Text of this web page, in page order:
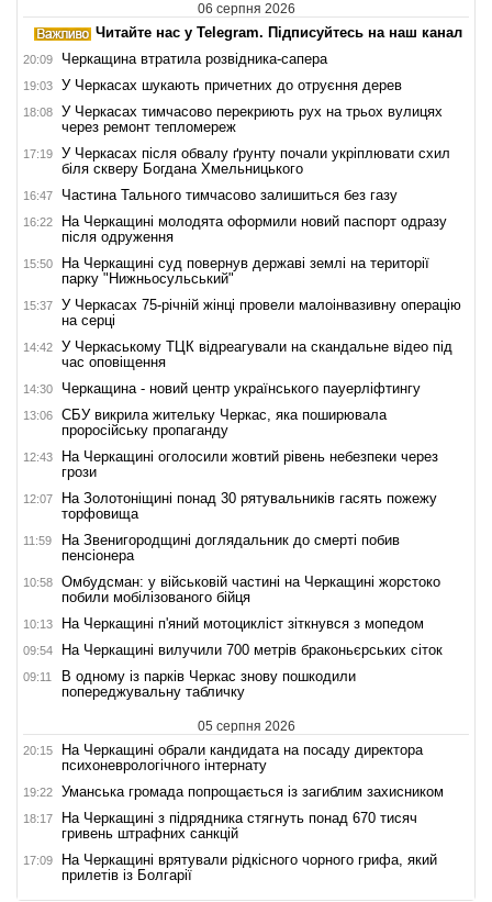
06 серпня 2026
Читайте нас у Telegram. Підписуйтесь на наш канал
20:09 Черкащина втратила розвідника-сапера
19:03 У Черкасах шукають причетних до отруєння дерев
18:08
У Черкасах тимчасово перекриють рух на трьох вулицях
через ремонт тепломереж
17:19
У Черкасах після обвалу ґрунту почали укріплювати схил
біля скверу Богдана Хмельницького
16:47 Частина Тального тимчасово залишиться без газу
16:22
На Черкащині молодята оформили новий паспорт одразу
після одруження
15:50
На Черкащині суд повернув державі землі на території
парку "Нижньосульський"
15:37
У Черкасах 75-річній жінці провели малоінвазивну операцію
на серці
14:42
У Черкаському ТЦК відреагували на скандальне відео під
час оповіщення
14:30 Черкащина - новий центр українського пауерліфтингу
13:06
СБУ викрила жительку Черкас, яка поширювала
проросійську пропаганду
12:43
На Черкащині оголосили жовтий рівень небезпеки через
грози
12:07
На Золотоніщині понад 30 рятувальників гасять пожежу
торфовища
11:59
На Звенигородщині доглядальник до смерті побив
пенсіонера
10:58
Омбудсман: у військовій частині на Черкащині жорстоко
побили мобілізованого бійця
10:13 На Черкащині п'яний мотоцикліст зіткнувся з мопедом
09:54 На Черкащині вилучили 700 метрів браконьєрських сіток
09:11
В одному із парків Черкас знову пошкодили
попереджувальну табличку
05 серпня 2026
20:15
На Черкащині обрали кандидата на посаду директора
психоневрологічного інтернату
19:22 Уманська громада попрощається із загиблим захисником
18:17
На Черкащині з підрядника стягнуть понад 670 тисяч
гривень штрафних санкцій
17:09
На Черкащині врятували рідкісного чорного грифа, який
прилетів із Болгарії